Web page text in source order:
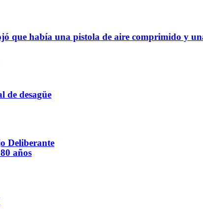
que había una pistola de aire comprimido y
de desagüe
años
Deliberante